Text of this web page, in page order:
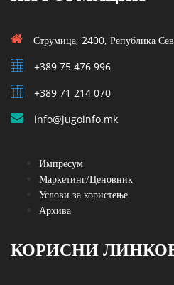
Струмица, 2400, Република
+389 75 476 996
+389 71 214 070
info@jugoinfo.mk
Импресум
Маркетинг/Ценовник
Услови за користење
Архива
КОРИСНИ